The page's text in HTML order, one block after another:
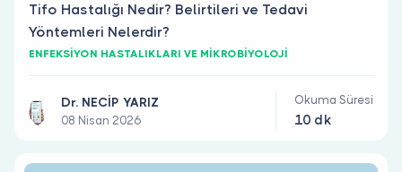
Tifo Hastalığı Nedir? Belirtileri ve Tedavi
Yöntemleri Nelerdir?
ENFEKSİYON HASTALIKLARI VE MİKROBİYOLOJİ
Dr. NECİP YARIZ
08 Nisan 2026
Okuma Süresi
10 dk